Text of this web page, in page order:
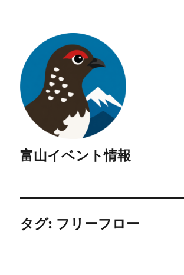
富山イベント情報
タグ: フリーフロー